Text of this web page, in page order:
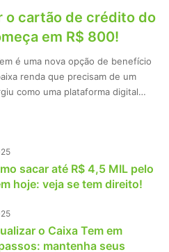
o cartão de crédito do
em R$ 800!
é uma nova opção de benefício
renda que precisam de um
como uma plataforma digital…
sacar até R$ 4,5 MIL pelo
hoje: veja se tem direito!
o Caixa Tem em
mantenha seus